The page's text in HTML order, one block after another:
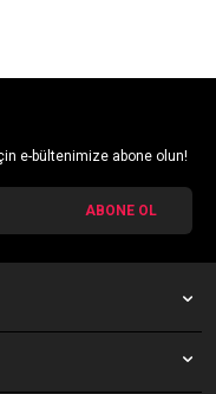
e-bültenimize abone olun!
ABONE OL